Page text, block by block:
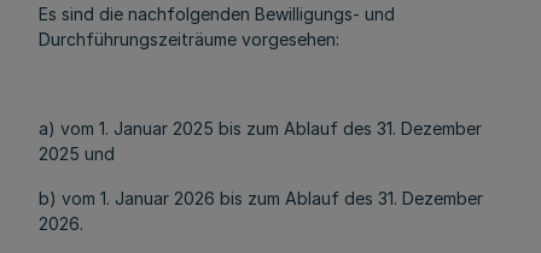
Es sind die nachfolgenden Bewilligungs- und
Durchführungszeiträume vorgesehen:
a) vom 1. Januar 2025 bis zum Ablauf des 31. Dezember
2025 und
b) vom 1. Januar 2026 bis zum Ablauf des 31. Dezember
2026.